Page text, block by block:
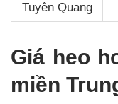
Tuyên Quang
Giá heo
miền